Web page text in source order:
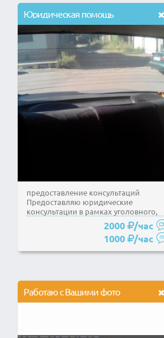
Юридическая помощь
предоставление консультаций
Предоставляю юридические
консультации в рамках уголовного,
гражданского права по...
2000
/час
1000
/час
Работаю с Вашими фото